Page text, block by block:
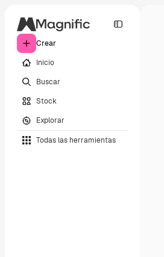
Crear
Inicio
Buscar
Stock
Explorar
Todas las herramientas